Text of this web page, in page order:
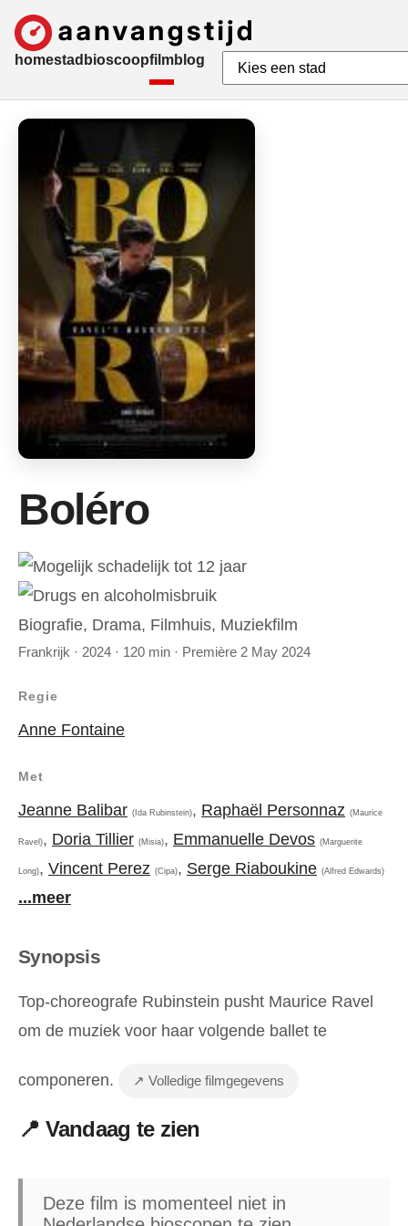
homestad bioscoopfilmblog
Boléro
Biografie, Drama, Filmhuis, Muziekfilm
Frankrijk · 2024 · 120 min · Première 2 May 2024
Regie
Anne Fontaine
Met
Jeanne Balibar (Ida Rubinstein), Raphaël Personnaz (Maurice
Ravel), Doria Tillier (Misia), Emmanuelle Devos (Marguerite
Long), Vincent Perez (Cipa), Serge Riaboukine (Alfred Edwards)
...meer
Synopsis
Top-choreografe Rubinstein pusht Maurice Ravel
om de muziek voor haar volgende ballet te
componeren. ↗ Volledige filmgegevens
📍 Vandaag te zien
Deze film is momenteel niet in